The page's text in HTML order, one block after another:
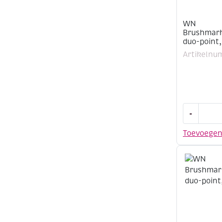
WN
duo-
Toevoegen
-
duo-
cadet
blue
(B336)
aantal